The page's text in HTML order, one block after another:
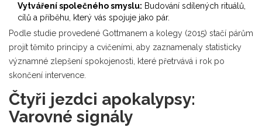
Vytváření společného smyslu: Budování sdílených rituálů,
cílů a příběhu, který vás spojuje jako pár.
Podle studie provedené Gottmanem a kolegy (2015) stačí párům
projít těmito principy a cvičeními, aby zaznamenaly statisticky
významné zlepšení spokojenosti, které přetrvává i rok po
skončení intervence.
Čtyři jezdci apokalypsy:
Varovné signály